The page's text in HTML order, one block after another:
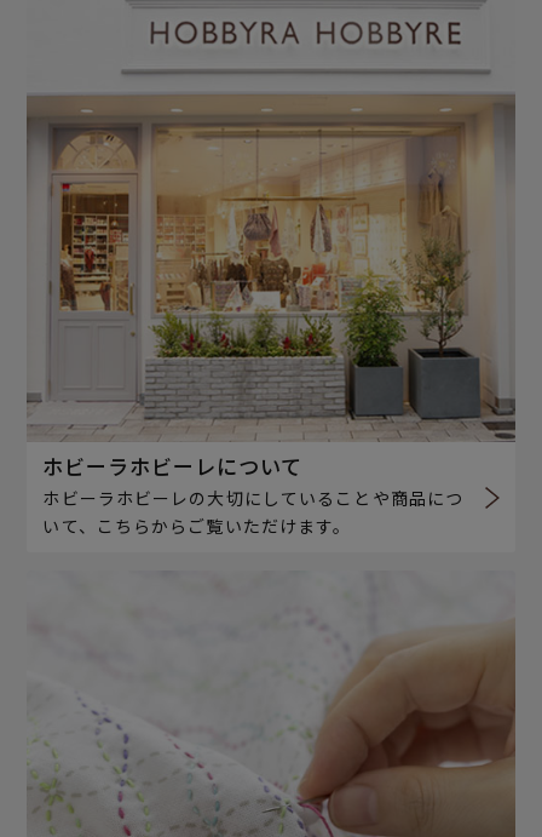
ホビーラホビーレについて
ホビーラホビーレの大切にしていることや商品につ
いて、こちらからご覧いただけます。